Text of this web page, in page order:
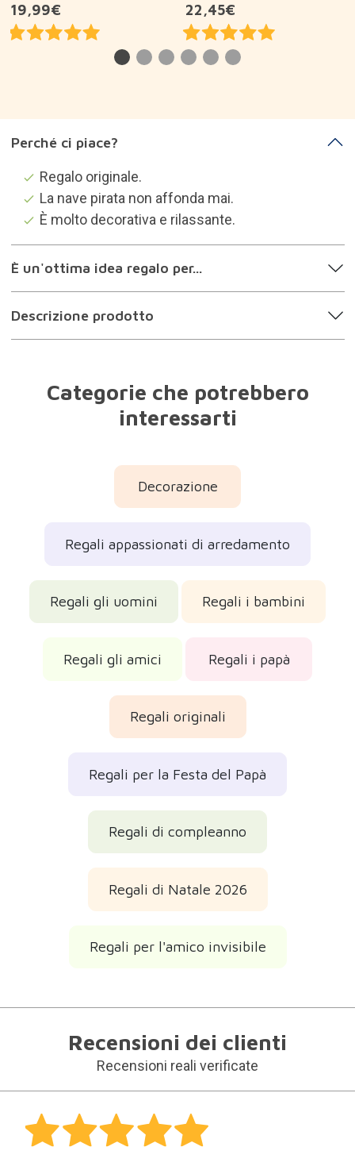
19,99€
22,45€
Perché ci piace?
Regalo originale.
La nave pirata non affonda mai.
È molto decorativa e rilassante.
È un'ottima idea regalo per...
Descrizione prodotto
Categorie che potrebbero
interessarti
Decorazione
Regali appassionati di arredamento
Regali gli uomini Regali i bambini
Regali gli amici Regali i papà
Regali originali
Regali per la Festa del Papà
Regali di compleanno
Regali di Natale 2026
Regali per l'amico invisibile
Recensioni dei clienti
Recensioni reali verificate